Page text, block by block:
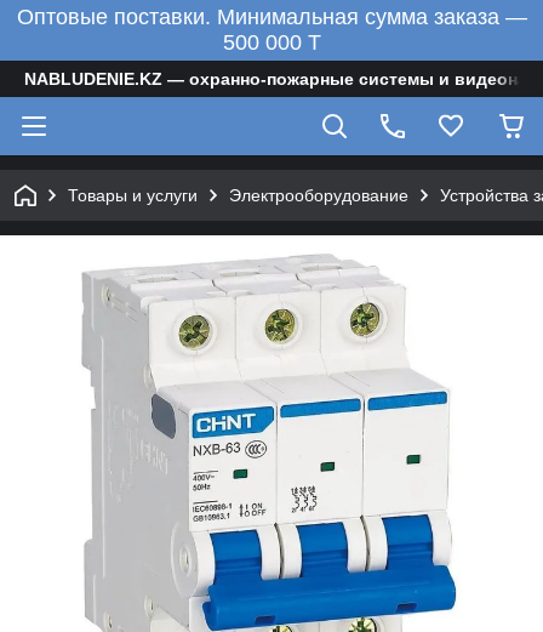
Оптовые поставки. Минимальная сумма заказа —
500 000 T
NABLUDENIE.KZ — охранно-пожарные системы и
Товары и услуги Электрооборудование Устройства